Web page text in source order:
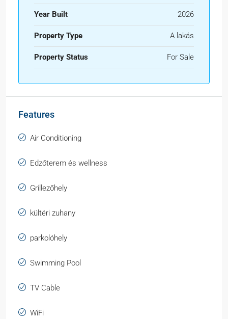
Year Built 2026
Property Type A lakás
Property Status For Sale
Features
Air Conditioning
Edzőterem és wellness
Grillezőhely
kültéri zuhany
parkolóhely
Swimming Pool
TV Cable
WiFi